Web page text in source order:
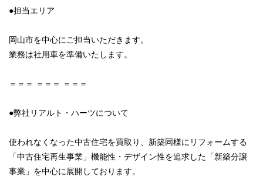
●担当エリア
岡山市を中心にご担当いただきます。
業務は社用車を準備いたします。
＝＝＝ ＝＝＝ ＝＝＝
●弊社リアルト・ハーツについて
使われなくなった中古住宅を買取り、新築同様にリフォームする
「中古住宅再生事業」機能性・デザイン性を追求した「新築分譲
事業」を中心に展開しております。